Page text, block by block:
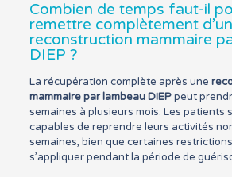
Combien de temps faut-il
remettre complètement
reconstruction mammaire
DIEP ?
La récupération complète après une
mammaire par lambeau DIEPpeut
semaines à plusieurs mois. Les patients
capables de reprendre leurs activités
semaines, bien que certaines
s’appliquer pendant la période de